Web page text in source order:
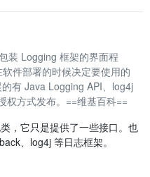
装 Logging 框架的界面程
件部署的时候决定要使用的
有 Java Logging API、log4j
权方式发布。==维基百科==
，它只是提供了一些接口。也
、log4j 等日志框架。